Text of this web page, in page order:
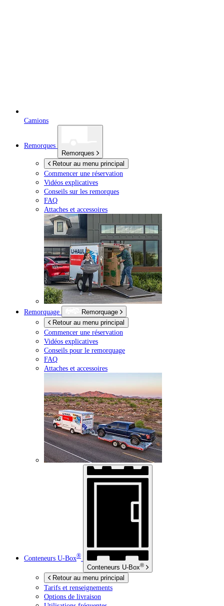
Camions
Remorques
Remorques
Retour au menu principal
Commencer une réservation
Vidéos explicatives
Conseils sur les remorques
FAQ
Attaches et accessoires
Remorquage
Remorquage
Retour au menu principal
Commencer une réservation
Vidéos explicatives
Conseils pour le remorquage
FAQ
Attaches et accessoires
Conteneurs U-Box®
Conteneurs U-Box®
Retour au menu principal
Tarifs et renseignements
Options de livraison